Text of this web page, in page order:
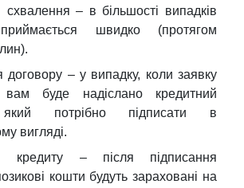
схвалення – в більшості випадків
швидко (протягом
договору – у випадку, коли заявку
вам буде надіслано кредитний
який потрібно підписати в
вигляді.
кредиту – після підписання
кошти будуть зараховані на